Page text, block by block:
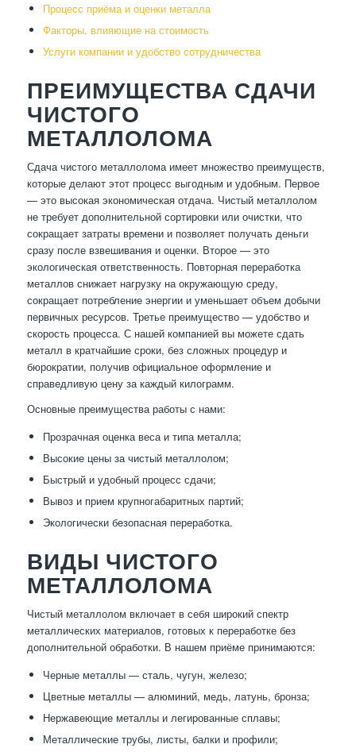
Процесс приёма и оценки металла
Факторы, влияющие на стоимость
Услуги компании и удобство сотрудничества
ПРЕИМУЩЕСТВА СДАЧИ
ЧИСТОГО
МЕТАЛЛОЛОМА
Сдача чистого металлолома имеет множество преимуществ,
которые делают этот процесс выгодным и удобным. Первое
— это высокая экономическая отдача. Чистый металлолом
не требует дополнительной сортировки или очистки, что
сокращает затраты времени и позволяет получать деньги
сразу после взвешивания и оценки. Второе — это
экологическая ответственность. Повторная переработка
металлов снижает нагрузку на окружающую среду,
сокращает потребление энергии и уменьшает объем добычи
первичных ресурсов. Третье преимущество — удобство и
скорость процесса. С нашей компанией вы можете сдать
металл в кратчайшие сроки, без сложных процедур и
бюрократии, получив официальное оформление и
справедливую цену за каждый килограмм.
Основные преимущества работы с нами:
Прозрачная оценка веса и типа металла;
Высокие цены за чистый металлолом;
Быстрый и удобный процесс сдачи;
Вывоз и прием крупногабаритных партий;
Экологически безопасная переработка.
ВИДЫ ЧИСТОГО
МЕТАЛЛОЛОМА
Чистый металлолом включает в себя широкий спектр
металлических материалов, готовых к переработке без
дополнительной обработки. В нашем приёме принимаются:
Черные металлы — сталь, чугун, железо;
Цветные металлы — алюминий, медь, латунь, бронза;
Нержавеющие металлы и легированные сплавы;
Металлические трубы, листы, балки и профили;